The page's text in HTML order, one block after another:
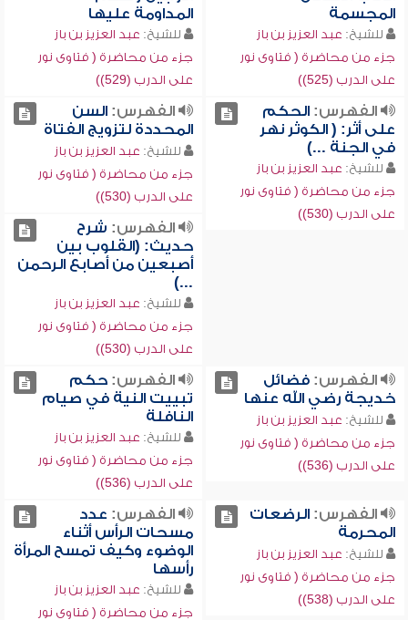
المجسمة
للشيخ: عبد العزيز بن باز
جزء من محاضرة ( فتاوى نور
على الدرب (525))
المداومة عليها
للشيخ: عبد العزيز بن باز
جزء من محاضرة ( فتاوى نور
على الدرب (529))
الفهرس:الحكم
على أثر: ( الكوثر نهر
في الجنة ...)
للشيخ: عبد العزيز بن باز
جزء من محاضرة ( فتاوى نور
على الدرب (530))
الفهرس:السن
المحددة لتزويج الفتاة
للشيخ: عبد العزيز بن باز
جزء من محاضرة ( فتاوى نور
على الدرب (530))
الفهرس: شرح
حديث: (القلوب بين
أصبعين من أصابع الرحمن
...)
للشيخ: عبد العزيز بن باز
جزء من محاضرة ( فتاوى نور
على الدرب (530))
الفهرس:فضائل
خديجة رضي الله عنها
للشيخ: عبد العزيز بن باز
جزء من محاضرة ( فتاوى نور
على الدرب (536))
الفهرس:حكم
تبييت النية في صيام
النافلة
للشيخ: عبد العزيز بن باز
جزء من محاضرة ( فتاوى نور
على الدرب (536))
الفهرس:الرضعات
المحرمة
للشيخ: عبد العزيز بن باز
جزء من محاضرة ( فتاوى نور
على الدرب (538))
الفهرس: عدد
مسحات الرأس أثناء
الوضوء وكيف تمسح المرأة
رأسها
للشيخ: عبد العزيز بن باز
جزء من محاضرة ( فتاوى نور